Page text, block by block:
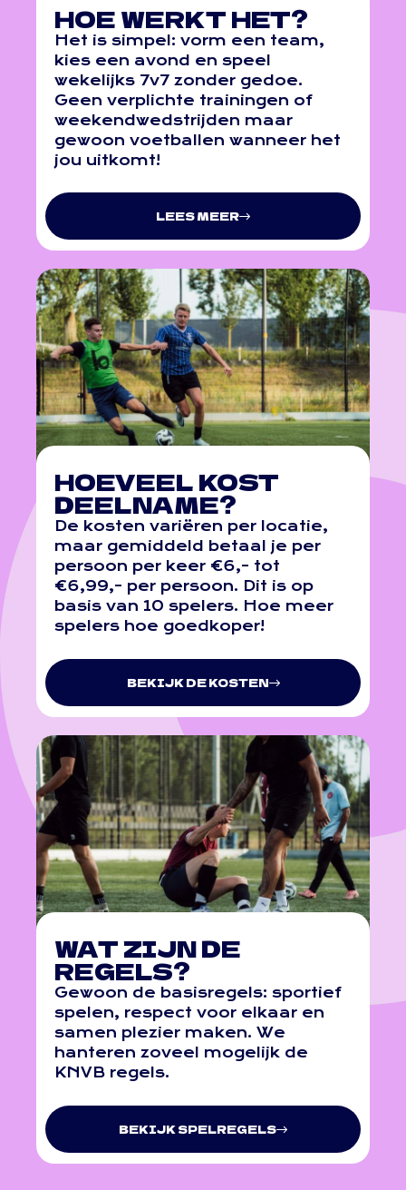
HOE WERKT HET?
Het is simpel: vorm een team,
kies een avond en speel
wekelijks 7v7 zonder gedoe.
Geen verplichte trainingen of
weekendwedstrijden maar
gewoon voetballen wanneer het
jou uitkomt!
LEES MEER
HOEVEEL KOST
DEELNAME?
De kosten variëren per locatie,
maar gemiddeld betaal je per
persoon per keer €6,- tot
€6,99,- per persoon. Dit is op
basis van 10 spelers. Hoe meer
spelers hoe goedkoper!
BEKIJK DE KOSTEN
WAT ZIJN DE
REGELS?
Gewoon de basisregels: sportief
spelen, respect voor elkaar en
samen plezier maken. We
hanteren zoveel mogelijk de
KNVB regels.
BEKIJK SPELREGELS